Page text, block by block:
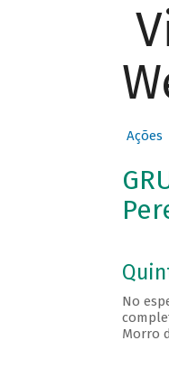
Ações
No
Morro